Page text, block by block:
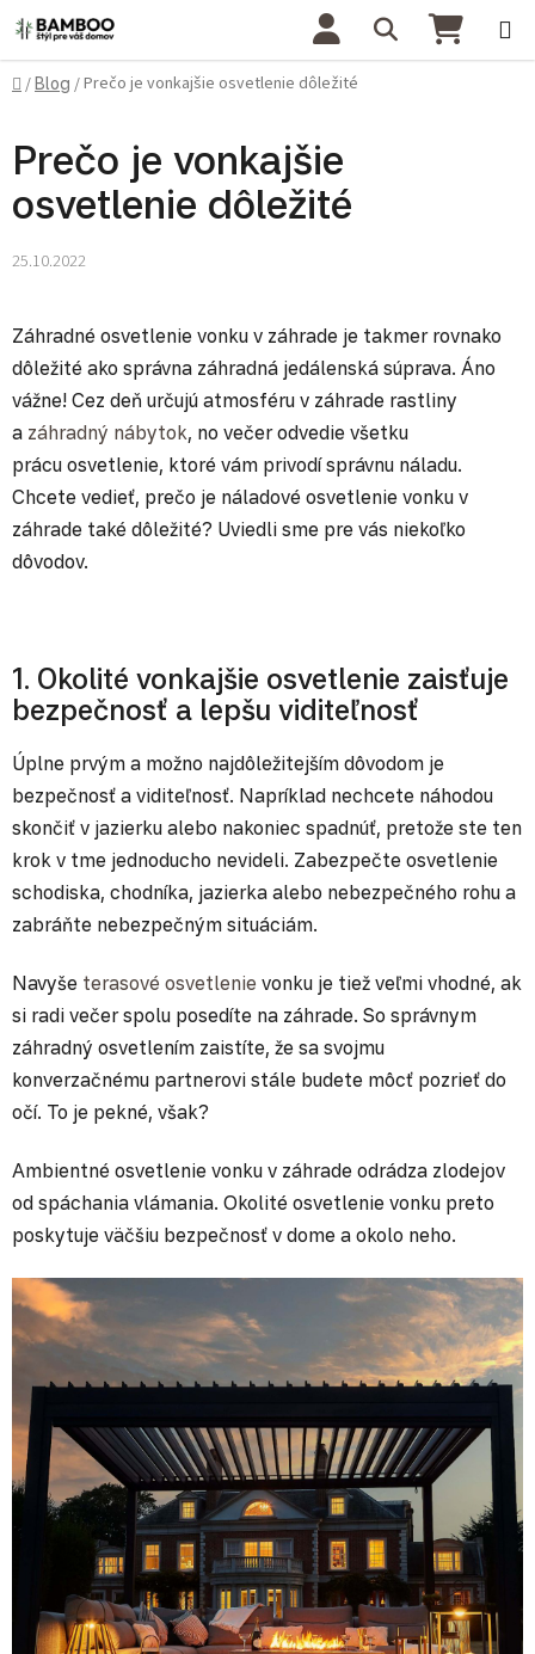
Prejsť na obsah Hľadať
Domov
/Blog /Prečo je vonkajšie osvetlenie dôležité
Prečo je vonkajšie
osvetlenie dôležité
25.10.2022
Záhradné osvetlenie vonku v záhrade je takmer rovnako
dôležité ako správna záhradná jedálenská súprava. Áno
vážne! Cez deň určujú atmosféru v záhrade rastliny
a záhradný nábytok, no večer odvedie všetku
prácu osvetlenie, ktoré vám privodí správnu náladu.
Chcete vedieť, prečo je náladové osvetlenie vonku v
záhrade také dôležité? Uviedli sme pre vás niekoľko
dôvodov.
1. Okolité vonkajšie osvetlenie zaisťuje
bezpečnosť a lepšu viditeľnosť
Úplne prvým a možno najdôležitejším dôvodom je
bezpečnosť a viditeľnosť. Napríklad nechcete náhodou
skončiť v jazierku alebo nakoniec spadnúť, pretože ste ten
krok v tme jednoducho nevideli. Zabezpečte osvetlenie
schodiska, chodníka, jazierka alebo nebezpečného rohu a
zabráňte nebezpečným situáciám.
Navyše terasové osvetlenie vonku je tiež veľmi vhodné, ak
si radi večer spolu posedíte na záhrade. So správnym
záhradný osvetlením zaistíte, že sa svojmu
konverzačnému partnerovi stále budete môcť pozrieť do
očí. To je pekné, však?
Ambientné osvetlenie vonku v záhrade odrádza zlodejov
od spáchania vlámania. Okolité osvetlenie vonku preto
poskytuje väčšiu bezpečnosť v dome a okolo neho.